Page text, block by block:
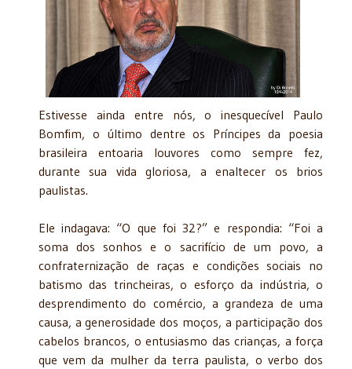
Estivesse ainda entre nós, o inesquecível Paulo
Bomfim, o último dentre os Príncipes da poesia
brasileira entoaria louvores como sempre fez,
durante sua vida gloriosa, a enaltecer os brios
paulistas.
Ele indagava: “O que foi 32?” e respondia: “Foi a
soma dos sonhos e o sacrifício de um povo, a
confraternização de raças e condições sociais no
batismo das trincheiras, o esforço da indústria, o
desprendimento do comércio, a grandeza de uma
causa, a generosidade dos moços, a participação dos
cabelos brancos, o entusiasmo das crianças, a força
que vem da mulher da terra paulista, o verbo dos